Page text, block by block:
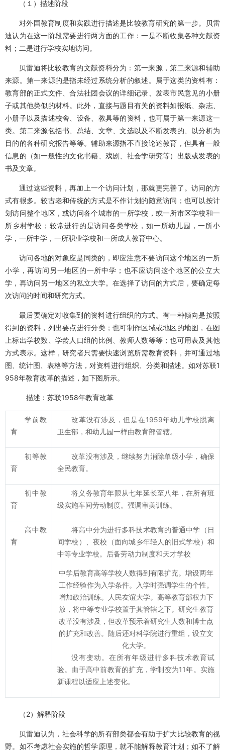
（１）描述阶段
对外国教育制度和实践进行描述是比较教育研究的第一步。贝雷
迪认为在这一阶段需要进行两方面的工作：一是不断收集各种文献资
料；二是进行学校实地访问。
贝雷迪将比较教育的文献资料分为：第一来源，第二来源和辅助
来源。第一来源的是指未经过系统分析的叙述。属于这类的资料有：
教育部的正式文件、合法社团会议的详细记录、发表市民意见的小册
子或其他类似的材料。此外，直接与题目有关的资料如报纸、杂志、
小册子以及描述校舍、设备、教具等的资料，也可属于第一来源这一
类。第二来源包括书、总结、文章、文选以及不断发表的、以分析为
目的的各种研究报告等等。辅助来源指不直接论述教育，但具有一般
信息的（如一般性的文化书籍、戏剧、社会学研究等）出版或发表的
书及文章。
通过这些资料，再加上一个访问计划，那就更完善了。访问的方
式有很多。较古老和传统的方式是不作计划的随意访问；也可以按计
划访问整个地区，或访问各个城市的一所学校，或一所市区学校和一
所乡村学校；较常进行的是访问各类学校，如一所幼儿园，一所小
学，一所中学，一所职业学校和一所成人教育中心。
访问各地的对象应是同类的，即应注意不要访问这个地区的一所
小学，再访问另一地区的一所中学；也不应访问这个地区的公立大
学，再访问另一地区的私立大学。在选择了访问的方式后，要确定每
次访问的时间和研究方式。
最后要确定对收集到的资料进行组织的方式。有一种倾向是按照
得到的资料，列出要点进行分类；也可制作区域或地区的地图，在图
上标出学校数、学龄人口组的比例、教师人数等等；也可用表及其他
方式表示。这样，研究者只需要快速浏览所需教育资料，并可通过地
图、统计图、表格等方法，对资料进行组织、分类和描述。如对苏联1
958年教育改革的描述，如下图所示。
描述：苏联1958年教育改革
学前教
育
改革没有涉及，但是在1959年幼儿学校脱离
卫生部，和幼儿园一样由教育部管辖。
初等教
育
改革没有涉及，继续努力消除单级小学，确保
全民教育。
初中教
育
将义务教育年限从七年延长至八年，在所有班
级实施车间劳动制度。强调审美训练。
高中教
育
将高中分为进行多科技术教育的普通中学（日
间学校）、夜校（面向城乡年轻人的旧式学校）和
中等专业学校。后备劳动力制度和天才学校
中学后教育高等学校人数得到有限扩充。增设两年
工作经验作为入学条件。入学时强调学生的个性。
增加政治训练。人民友谊大学。高等教育部权力下
放，将中等专业学校置于其管辖之下。研究生教育
改革没有涉及，但改革预示着研究生人数和博士点
的扩充和改善。随后还对科学院进行重组，设立文
化大学。
没有变动。在所有年级进行多科技术教育试
验。由于高中前教育的扩充，学制变为11年。实施
新课程以适应上述变化。
（2）解释阶段
贝雷迪认为，社会科学的所有部类都会有助于扩大比较教育的视
野。如不考虑社会实施的哲学原理，就不能解释教育计划；如不了解